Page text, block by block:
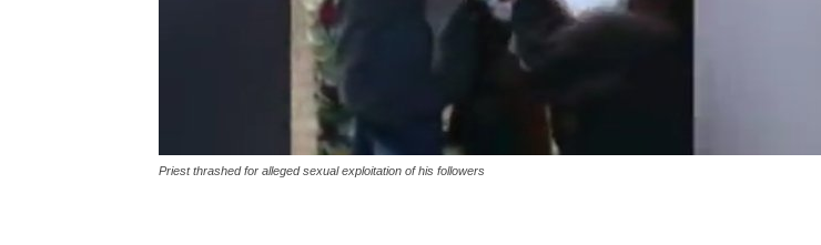
Priest thrashed for alleged sexual exploitation of his followers